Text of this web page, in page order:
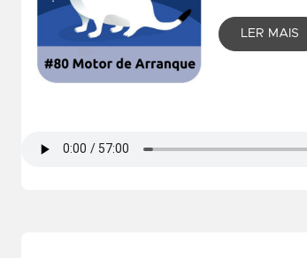
LER MAIS